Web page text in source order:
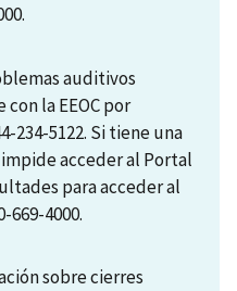
auditivos
la EEOC por
234-5122. Si tiene una
acceder al Portal
para acceder al
4000.
sobre cierres